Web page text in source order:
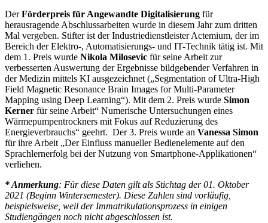
DerFörderpreis für Angewandte Digitalisierung für
herausragende Abschlussarbeiten wurde in diesem Jahr zum dritten
Mal vergeben. Stifter ist der Industriedienstleister Actemium, der im
Bereich der Elektro-, Automatisierungs- und IT-Technik tätig ist. Mit
dem 1. Preis wurde Nikola Milosevic für seine Arbeit zur
verbesserten Auswertung der Ergebnisse bildgebender Verfahren in
der Medizin mittels KI ausgezeichnet („Segmentation of Ultra-High
Field Magnetic Resonance Brain Images for Multi-Parameter
Mapping using Deep Learning“). Mit dem 2. Preis wurde Simon
Kerner für seine Arbeit“ Numerische Untersuchungen eines
Wärmepumpentrockners mit Fokus auf Reduzierung des
Energieverbrauchs“ geehrt. Der 3. Preis wurde an Vanessa Simon
für ihre Arbeit „Der Einfluss manueller Bedienelemente auf den
Sprachlernerfolg bei der Nutzung von Smartphone-Applikationen“
verliehen.
* Anmerkung: Für diese Daten gilt als Stichtag der 01. Oktober
2021 (Beginn Wintersemester). Diese Zahlen sind vorläufig,
beispielsweise, weil der Immatrikulationsprozess in einigen
Studiengängen noch nicht abgeschlossen ist.